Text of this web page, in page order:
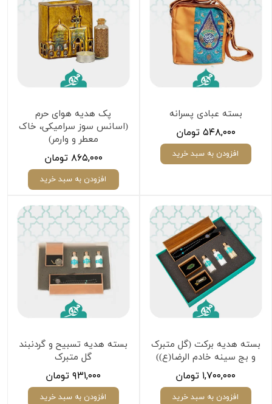
بسته عبادی پسرانه
۵۴۸,۰۰۰ تومان
افزودن به سبد خرید
پک هدیه هوای حرم
(اسانس سوز سرامیکی، خاک
معطر و وارمر)
۸۶۵,۰۰۰ تومان
افزودن به سبد خرید
بسته هدیه برکت (گل متبرک
و بج سینه خادم الرضا(ع))
۱,۷۰۰,۰۰۰ تومان
افزودن به سبد خرید
بسته هدیه تسبیح و گردنبند
گل متبرک
۹۳۱,۰۰۰ تومان
افزودن به سبد خرید